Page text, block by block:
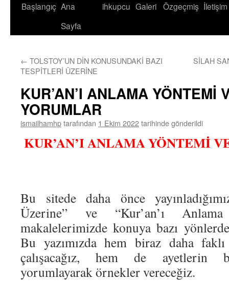
Başlangıç Ana
Sayfa
ihkupcu Galeri Özgeçmiş İletişim
← TOLSTOY’UN DİN KONUSUNDAKİ BAZI
TESPİTLERİ ÜZERİNE
SİLAH
KUR’AN’I ANLAMA YÖNTEMİ
YORUMLAR
ismailhamhptarafından 1 Ekim 2022tarihinde gönderildi
KUR’AN’I ANLAMA YÖNTEMİ
Bu sitede daha önce
Üzerine” ve “Kur’an’ı
makalelerimizde konuya bazı
Bu yazımızda hem biraz daha
çalışacağız, hem de ayetlerin
yorumlayarak örnekler vereceğiz.